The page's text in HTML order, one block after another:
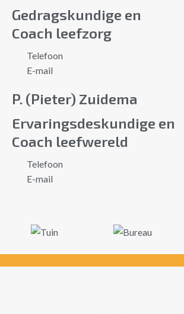
Gedragskundige en
Coach leefzorg
Telefoon
E-mail
P. (Pieter) Zuidema
Ervaringsdeskundige en
Coach leefwereld
Telefoon
E-mail